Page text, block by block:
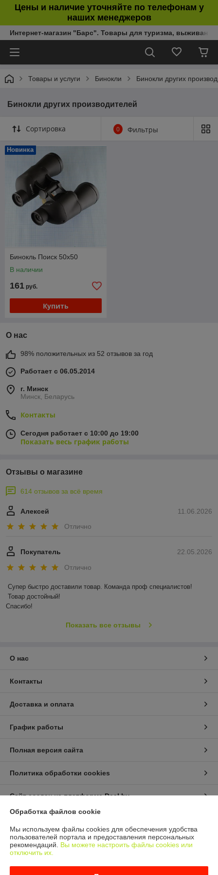
Цены и наличие уточняйте по телефонам у
наших менеджеров
Интернет-магазин "Барс". Товары для туризма,
Товары и услуги Бинокли Бинокли других
Бинокли других производителей
Сортировка 0 Фильтры
Новинка
Бинокль Поиск 50х50
В наличии
161 руб.
Купить
О нас
98% положительных из 52 отзывов за год
Работает с 06.05.2014
г. Минск
Минск, Беларусь
Контакты
Сегодня работает с 10:00 до 19:00
Показать весь график работы
Отзывы о магазине
614 отзывов за всё время
11.06.2026
Алексей
Отлично
22.05.2026
Покупатель
Отлично
Супер быстро доставили товар. Команда проф специалистов!
Спасибо!
Показать все отзывы
О нас
Контакты
Доставка и оплата
График работы
Полная версия сайта
Политика обработки cookies
Сайт создан на платформе Deal.by
Информация для покупателя
Юридическое лицо: ООО "МАКИТЭКС"
Минский р-н, Боровлянский с\с, д. Лесковка, ул. Совхозная, 3
Обработка файлов cookie
Мы используем файлы cookies для обеспечения удобства
пользователей портала и предоставления персональных
рекомендаций. Вы можете настроить файлы cookies или
отключить их.